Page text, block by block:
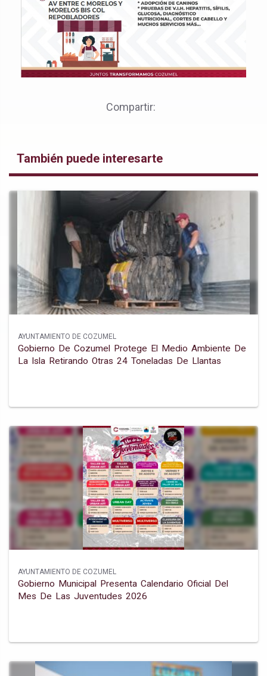
Compartir:
También puede interesarte
AYUNTAMIENTO DE COZUMEL
Gobierno De Cozumel Protege El Medio Ambiente De
La Isla Retirando Otras 24 Toneladas De Llantas
AYUNTAMIENTO DE COZUMEL
Gobierno Municipal Presenta Calendario Oficial Del
Mes De Las Juventudes 2026